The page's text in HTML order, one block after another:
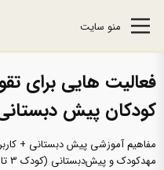
منو سایت
فعالیت هایی برای
کودکان پیش
مفاهیم آموزشی پیش دبستانی +
مهدکودک و پیش‌دبستانی (کودک 3 تا 6 سال)